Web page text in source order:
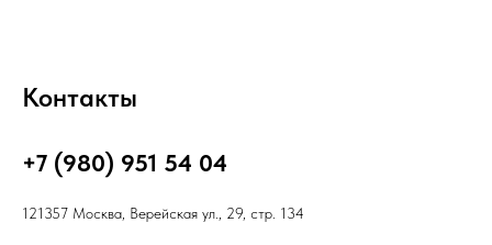
Контакты
+7 (980) 951 54 04
121357 Москва, Верейская ул., 29, стр. 134